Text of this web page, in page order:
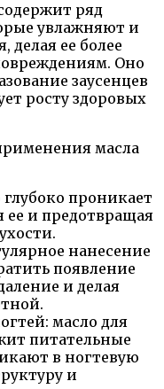
ряд
увлажняют и
делая ее более
Оно
заусенцев
росту здоровых
масла
проникает
ее и предотвращая
нанесение
появление
и делая
масло для
питательные
в ногтевую
и